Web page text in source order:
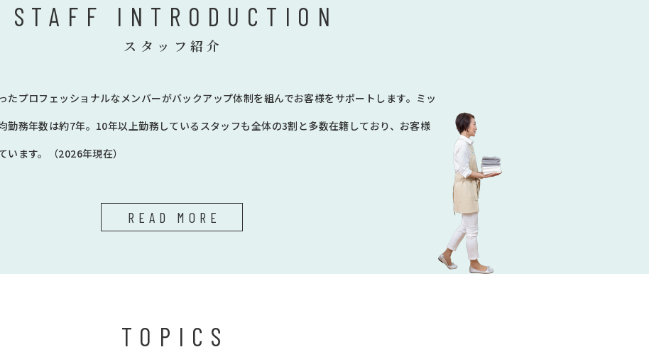
STAFF INTRODUCTION
スタッフ紹介
たプロフェッショナルなメンバーがバックアップ体制を組んでお客様をサポートします。ミッ
勤務年数は約7年。10年以上勤務しているスタッフも全体の3割と多数在籍しており、お客様
います。（2026年現在）
READ MORE
TOPICS